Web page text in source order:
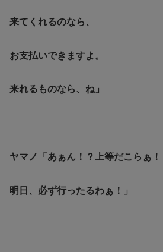
来てくれるのなら、
お支払いできますよ。
来れるものなら、ね」
ヤマノ「あぁん！？上等だこらぁ！
明日、必ず行ったるわぁ！」